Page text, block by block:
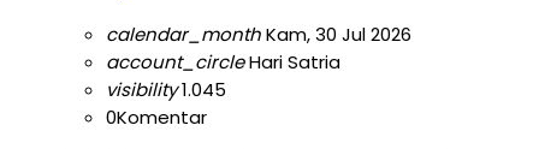
calendar_monthKam, 30 Jul 2026
account_circleHari Satria
visibility1.045
0Komentar